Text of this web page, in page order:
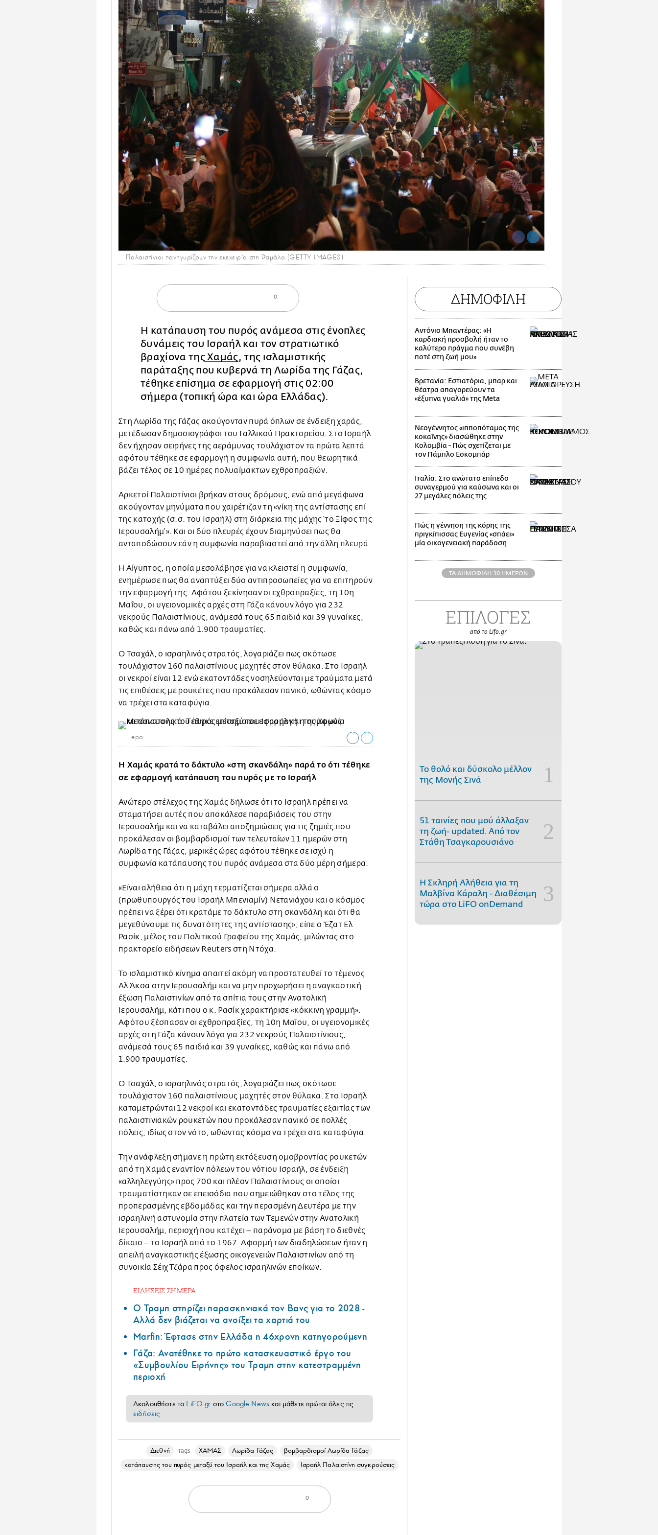
Παλαιστίνιοι πανηγυρίζουν την εκεχειρία στη Ραμάλα (GETTY IMAGES)
0
Η κατάπαυση του πυρός ανάμεσα στις ένοπλες
δυνάμεις του Ισραήλ και τον στρατιωτικό
βραχίονα τηςΧαμάς, της ισλαμιστικής
παράταξης που κυβερνά τη Λωρίδα της Γάζας,
τέθηκε επίσημα σε εφαρμογή στις 02:00
σήμερα (τοπική ώρα και ώρα Ελλάδας).
Στη Λωρίδα της Γάζας ακούγονταν πυρά όπλων σε ένδειξη χαράς,
μετέδωσαν δημοσιογράφοι του Γαλλικού Πρακτορείου. Στο Ισραήλ
δεν ήχησαν σειρήνες της αεράμυνας τουλάχιστον τα πρώτα λεπτά
αφότου τέθηκε σε εφαρμογή η συμφωνία αυτή, που θεωρητικά
βάζει τέλος σε 10 ημέρες πολυαίμακτων εχθροπραξιών.
Αρκετοί Παλαιστίνιοι βρήκαν στους δρόμους, ενώ από μεγάφωνα
ακούγονταν μηνύματα που χαιρέτιζαν τη «νίκη της αντίστασης επί
της κατοχής (σ.σ. του Ισραήλ) στη διάρκεια της μάχης ‘το Ξίφος της
Ιερουσαλήμ’». Και οι δύο πλευρές έχουν διαμηνύσει πως θα
ανταποδώσουν εάν η συμφωνία παραβιαστεί από την άλλη πλευρά.
Η Αίγυπτος, η οποία μεσολάβησε για να κλειστεί η συμφωνία,
ενημέρωσε πως θα αναπτύξει δύο αντιπροσωπείες για να επιτηρούν
την εφαρμογή της. Αφότου ξεκίνησαν οι εχθροπραξίες, τη 10η
Μαΐου, οι υγειονομικές αρχές στη Γάζα κάνουν λόγο για 232
νεκρούς Παλαιστίνιους, ανάμεσά τους 65 παιδιά και 39 γυναίκες,
καθώς και πάνω από 1.900 τραυματίες.
Ο Τσαχάλ, ο ισραηλινός στρατός, λογαριάζει πως σκότωσε
τουλάχιστον 160 παλαιστίνιους μαχητές στον θύλακα. Στο Ισραήλ
οι νεκροί είναι 12 ενώ εκατοντάδες νοσηλεύονται με τραύματα μετά
τις επιθέσεις με ρουκέτες που προκάλεσαν πανικό, ωθώντας κόσμο
να τρέχει στα καταφύγια.
epa
Η Χαμάς κρατά το δάκτυλο «στη σκανδάλη» παρά το ότι τέθηκε
σε εφαρμογή κατάπαυση του πυρός με το Ισραήλ
Ανώτερο στέλεχος της Χαμάς δήλωσε ότι το Ισραήλ πρέπει να
σταματήσει αυτές που αποκάλεσε παραβιάσεις του στην
Ιερουσαλήμ και να καταβάλει αποζημιώσεις για τις ζημιές που
προκάλεσαν οι βομβαρδισμοί των τελευταίων 11 ημερών στη
Λωρίδα της Γάζας, μερικές ώρες αφότου τέθηκε σε ισχύ η
συμφωνία κατάπαυσης του πυρός ανάμεσα στα δύο μέρη σήμερα.
«Είναι αλήθεια ότι η μάχη τερματίζεται σήμερα αλλά ο
(πρωθυπουργός του Ισραήλ Μπενιαμίν) Νετανιάχου και ο κόσμος
πρέπει να ξέρει ότι κρατάμε το δάκτυλο στη σκανδάλη και ότι θα
μεγεθύνουμε τις δυνατότητες της αντίστασης», είπε ο Έζατ Ελ
Ρασίκ, μέλος του Πολιτικού Γραφείου της Χαμάς, μιλώντας στο
πρακτορείο ειδήσεων Reuters στη Ντόχα.
Το ισλαμιστικό κίνημα απαιτεί ακόμη να προστατευθεί το τέμενος
Αλ Άκσα στην Ιερουσαλήμ και να μην προχωρήσει η αναγκαστική
έξωση Παλαιστινίων από τα σπίτια τους στην Ανατολική
Ιερουσαλήμ, κάτι που ο κ. Ρασίκ χαρακτήρισε «κόκκινη γραμμή».
Αφότου ξέσπασαν οι εχθροπραξίες, τη 10η Μαΐου, οι υγειονομικές
αρχές στη Γάζα κάνουν λόγο για 232 νεκρούς Παλαιστίνιους,
ανάμεσά τους 65 παιδιά και 39 γυναίκες, καθώς και πάνω από
1.900 τραυματίες.
Ο Τσαχάλ, ο ισραηλινός στρατός, λογαριάζει πως σκότωσε
τουλάχιστον 160 παλαιστίνιους μαχητές στον θύλακα. Στο Ισραήλ
καταμετρώνται 12 νεκροί και εκατοντάδες τραυματίες εξαιτίας των
παλαιστινιακών ρουκετών που προκάλεσαν πανικό σε πολλές
πόλεις, ιδίως στον νότο, ωθώντας κόσμο να τρέχει στα καταφύγια.
Την ανάφλεξη σήμανε η πρώτη εκτόξευση ομοβροντίας ρουκετών
από τη Χαμάς εναντίον πόλεων του νότιου Ισραήλ, σε ένδειξη
«αλληλεγγύης» προς 700 και πλέον Παλαιστίνιους οι οποίοι
τραυματίστηκαν σε επεισόδια που σημειώθηκαν στο τέλος της
προπερασμένης εβδομάδας και την περασμένη Δευτέρα με την
ισραηλινή αστυνομία στην πλατεία των Τεμενών στην Ανατολική
Ιερουσαλήμ, περιοχή που κατέχει – παράνομα με βάση το διεθνές
δίκαιο – το Ισραήλ από το 1967. Αφορμή των διαδηλώσεων ήταν η
απειλή αναγκαστικής έξωσης οικογενειών Παλαιστινίων από τη
συνοικία Σέιχ Τζάρα προς όφελος ισραηλινών εποίκων.
ΕΙΔΗΣΕΙΣ ΣΗΜΕΡΑ:
Ο Τραμπ στηρίζει παρασκηνιακά τον Βανς για το 2028 -
Αλλά δεν βιάζεται να ανοίξει τα χαρτιά του
Marfin: Έφτασε στην Ελλάδα η 46χρονη κατηγορούμενη
Γάζα: Ανατέθηκε το πρώτο κατασκευαστικό έργο του
«Συμβουλίου Ειρήνης» του Τραμπ στην κατεστραμμένη
περιοχή
Ακολουθήστε το LiFO.gr στοGoogle News και μάθετε πρώτοι όλες τις
ειδήσεις
Διεθνή Tags ΧΑΜΑΣ Λωρίδα Γάζας
βομβαρδισμοί Λωρίδα Γάζας
κατάπαυσης του πυρός μεταξύ του Ισραήλ και της Χαμάς
Ισραήλ Παλαιστίνη συγκρούσεις
0
ΔΗΜΟΦΙΛΗ
Αντόνιο Μπαντέρας: «Η
καρδιακή προσβολή ήταν το
καλύτερο πράγμα που συνέβη
ποτέ στη ζωή μου»
Βρετανία: Εστιατόρια, μπαρ και
θέατρα απαγορεύουν τα
«έξυπνα γυαλιά» της Meta
Νεογέννητος «ιπποπόταμος της
κοκαΐνης» διασώθηκε στην
Κολομβία - Πώς σχετίζεται με
τον Πάμπλο Εσκομπάρ
Ιταλία: Στο ανώτατο επίπεδο
συναγερμού για καύσωνα και οι
27 μεγάλες πόλεις της
Πώς η γέννηση της κόρης της
πριγκίπισσας Ευγενίας «σπάει»
μία οικογενειακή παράδοση
ΤΑ ΔΗΜΟΦΙΛΗ 30 ΗΜΕΡΩΝ
ΕΠΙΛΟΓΕΣ
από το Lifo.gr
Το θολό και δύσκολο μέλλον
της Μονής Σινά
51 ταινίες που μού άλλαξαν
τη ζωή- updated. Aπό τον
Στάθη Τσαγκαρουσιάνο
Η Σκληρή Αλήθεια για τη
Μαλβίνα Κάραλη - Διαθέσιμη
τώρα στo LiFO onDemand